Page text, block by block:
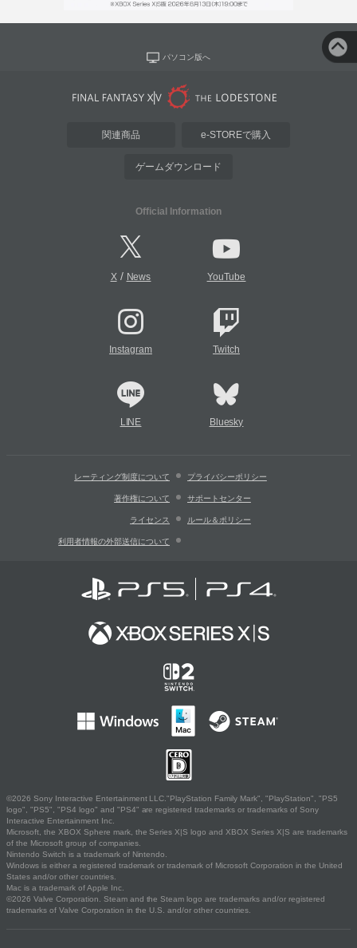
パソコン版へ
関連商品 e-STOREで購入
ゲームダウンロード
Official Information
X/ News YouTube
Instagram Twitch
LINE Bluesky
レーティング制度について プライバシーポリシー
著作権について サポートセンター
ライセンス ルール＆ポリシー
利用者情報の外部送信について
©2026 Sony Interactive Entertainment LLC."PlayStation Family Mark", "PlayStation", "PS5
logo", "PS5", "PS4 logo" and "PS4" are registered trademarks or trademarks of Sony
Interactive Entertainment Inc.
Microsoft, the XBOX Sphere mark, the Series X|S logo and XBOX Series X|S are trademarks
of the Microsoft group of companies.
Nintendo Switch is a trademark of Nintendo.
Windows is either a registered trademark or trademark of Microsoft Corporation in the United
States and/or other countries.
Mac is a trademark of Apple Inc.
©2026 Valve Corporation. Steam and the Steam logo are trademarks and/or registered
trademarks of Valve Corporation in the U.S. and/or other countries.